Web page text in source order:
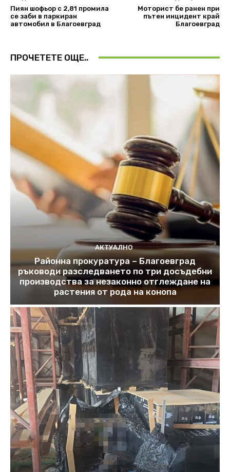
Пиян шофьор с 2,81 промила
се заби в паркиран
автомобил в Благоевград
Моторист бе ранен при
пътен инцидент край
Благоевград
ПРОЧЕТЕТЕ ОЩЕ..
АКТУАЛНО
Районна прокуратура – Благоевград
ръководи разследването по три досъдебни
производства за незаконно отглеждане на
растения от рода на конопа